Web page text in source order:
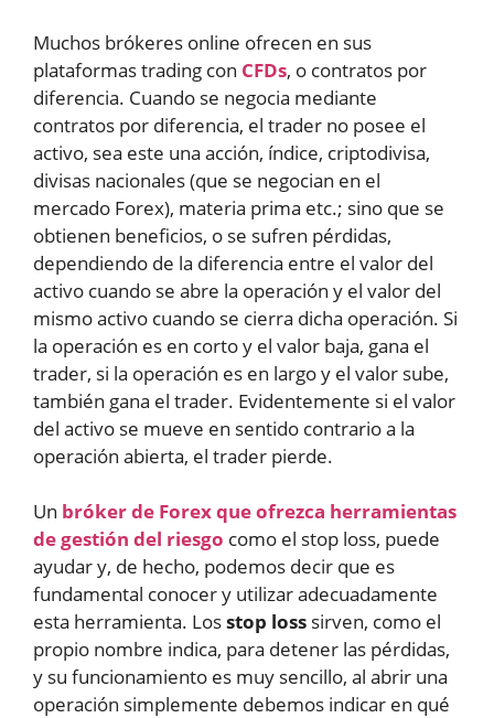
Muchos brókeres online ofrecen en sus
plataformas trading con CFDs, o contratos por
diferencia. Cuando se negocia mediante
contratos por diferencia, el trader no posee el
activo, sea este una acción, índice, criptodivisa,
divisas nacionales (que se negocian en el
mercado Forex), materia prima etc.; sino que se
obtienen beneficios, o se sufren pérdidas,
dependiendo de la diferencia entre el valor del
activo cuando se abre la operación y el valor del
mismo activo cuando se cierra dicha operación. Si
la operación es en corto y el valor baja, gana el
trader, si la operación es en largo y el valor sube,
también gana el trader. Evidentemente si el valor
del activo se mueve en sentido contrario a la
operación abierta, el trader pierde.
Un bróker de Forex que ofrezca herramientas
de gestión del riesgo como el stop loss, puede
ayudar y, de hecho, podemos decir que es
fundamental conocer y utilizar adecuadamente
esta herramienta. Losstop loss sirven, como el
propio nombre indica, para detener las pérdidas,
y su funcionamiento es muy sencillo, al abrir una
operación simplemente debemos indicar en qué